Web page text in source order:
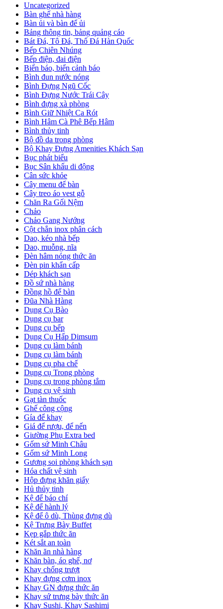
Uncategorized
Bàn ghế nhà hàng
Bàn ủi và bàn để ủi
Bảng thông tin, bảng quảng cáo
Bát Đá, Tô Đá, Thố Đá Hàn Quốc
Bếp Chiên Nhúng
Bếp điện, đai điện
Biển báo, biển cảnh báo
Bình đun nước nóng
Bình Đựng Ngũ Cốc
Bình Đựng Nước Trái Cây
Bình đựng xà phòng
Bình Giữ Nhiệt Ca Rót
Bình Hâm Cà Phê Bếp Hâm
Bình thủy tinh
Bộ đồ da trong phòng
Bộ Khay Đựng Amenities Khách Sạn
Bục phát biểu
Bục Sân khấu di động
Cân sức khỏe
Cây menu để bàn
Cây treo áo vest gỗ
Chăn Ra Gối Nệm
Chảo
Chảo Gang Nướng
Cột chắn inox phân cách
Dao, kéo nhà bếp
Dao, muỗng, nĩa
Đèn hâm nóng thức ăn
Đèn pin khẩn cấp
Dép khách sạn
Đồ sứ nhà hàng
Đồng hồ để bàn
Đũa Nhà Hàng
Dụng Cụ Bào
Dụng cụ bar
Dụng cụ bếp
Dụng Cụ Hấp Dimsum
Dụng cụ làm bánh
Dụng cụ làm bánh
Dụng cụ pha chế
Dụng cụ Trong phòng
Dụng cụ trong phòng tắm
Dụng cụ vệ sinh
Gạt tàn thuốc
Ghế công cộng
Gía để khay
Giá để rượu, để nến
Giường Phụ Extra bed
Gốm sứ Minh Châu
Gốm sứ Minh Long
Gương soi phòng khách sạn
Hóa chất vệ sinh
Hộp đựng khăn giấy
Hủ thủy tinh
Kệ để báo chí
Kệ để hành lý
Kệ để ô dù, Thùng đựng dù
Kệ Trưng Bày Buffet
Kẹp gắp thức ăn
Két sắt an toàn
Khăn ăn nhà hàng
Khăn bàn, áo ghế, nơ
Khay chống trượt
Khay đựng cơm inox
Khay GN đựng thức ăn
Khay sứ trưng bày thức ăn
Khay Sushi, Khay Sashimi